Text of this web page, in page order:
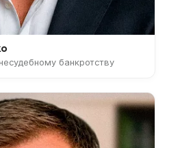
банкротству